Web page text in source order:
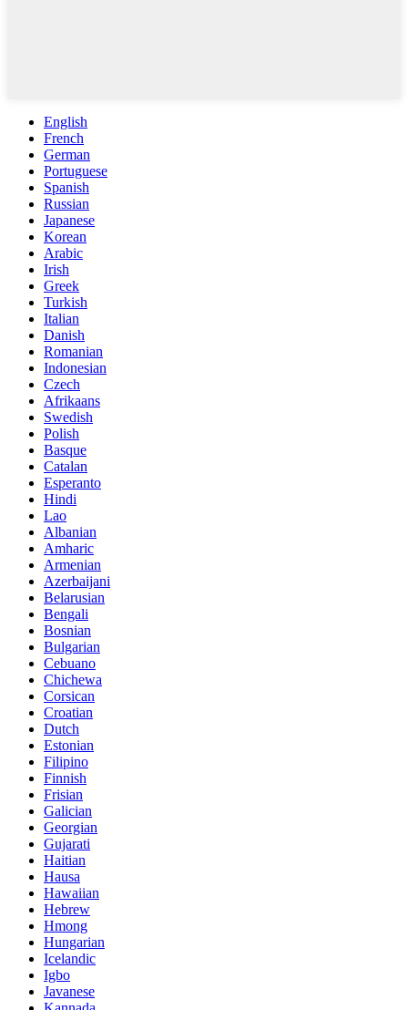
English
French
German
Portuguese
Spanish
Russian
Japanese
Korean
Arabic
Irish
Greek
Turkish
Italian
Danish
Romanian
Indonesian
Czech
Afrikaans
Swedish
Polish
Basque
Catalan
Esperanto
Hindi
Lao
Albanian
Amharic
Armenian
Azerbaijani
Belarusian
Bengali
Bosnian
Bulgarian
Cebuano
Chichewa
Corsican
Croatian
Dutch
Estonian
Filipino
Finnish
Frisian
Galician
Georgian
Gujarati
Haitian
Hausa
Hawaiian
Hebrew
Hmong
Hungarian
Icelandic
Igbo
Javanese